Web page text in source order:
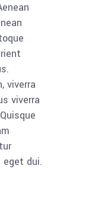
viverra
viverra
eget dui.